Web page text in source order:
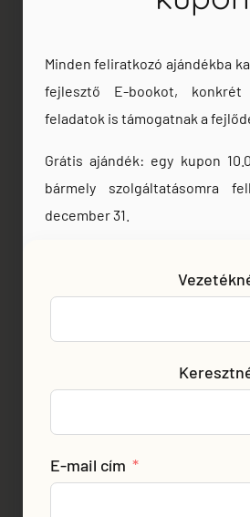
csak
megérted,
mi történik
hanem
képes leszel
változtatni is
hogy a
(rajz,
kollázs,
működés
felé.
épülő
történik: a
vezetői
Minden feliratkozó ajándékba
fejlesztő E-bookot, konkrét
feladatok is támogatnak a
Grátis ajándék: egy kupon
bármely szolgáltatásomra
december 31.
E-mail cím